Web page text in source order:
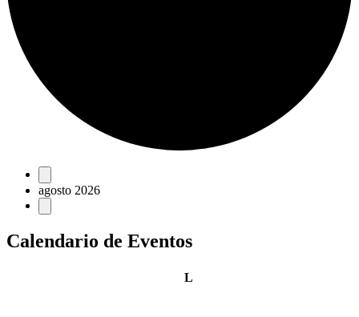
Eventos
agosto 2026
Calendario de Eventos
Llunes